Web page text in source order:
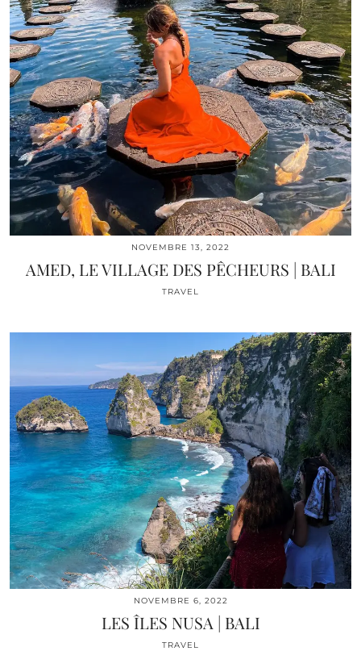
NOVEMBRE 13, 2022
AMED, LE VILLAGE DES PÊCHEURS | BALI
TRAVEL
NOVEMBRE 6, 2022
LES ÎLES NUSA | BALI
TRAVEL